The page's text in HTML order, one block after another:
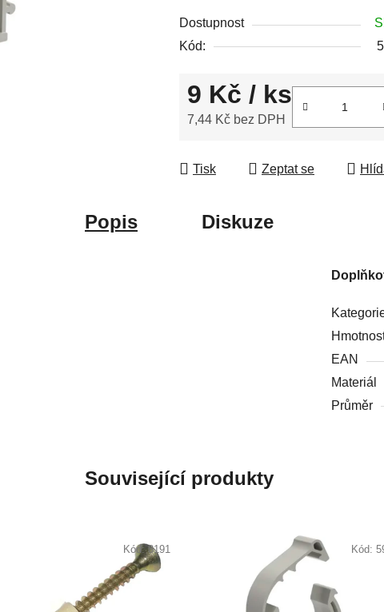
Dostupnost
Kód:
9 Kč / ks
7,44 Kč bez DPH
Tisk Zeptat se
Popis Diskuze
EAN
Materiál
Průměr
Související produkty
Kód:8191 Kód: